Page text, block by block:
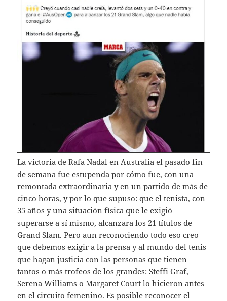
La victoria de Rafa Nadal en Australia el pasado fin
de semana fue estupenda por cómo fue, con una
remontada extraordinaria y en un partido de más de
cinco horas, y por lo que supuso: que el tenista, con
35 años y una situación física que le exigió
superarse a sí mismo, alcanzara los 21 títulos de
Grand Slam. Pero aun reconociendo todo eso creo
que debemos exigir a la prensa y al mundo del tenis
que hagan justicia con las personas que tienen
tantos o más trofeos de los grandes: Steffi Graf,
Serena Williams o Margaret Court lo hicieron antes
en el circuito femenino. Es posible reconocer el